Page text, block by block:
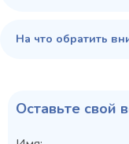
На что обратить
Оставьте свой